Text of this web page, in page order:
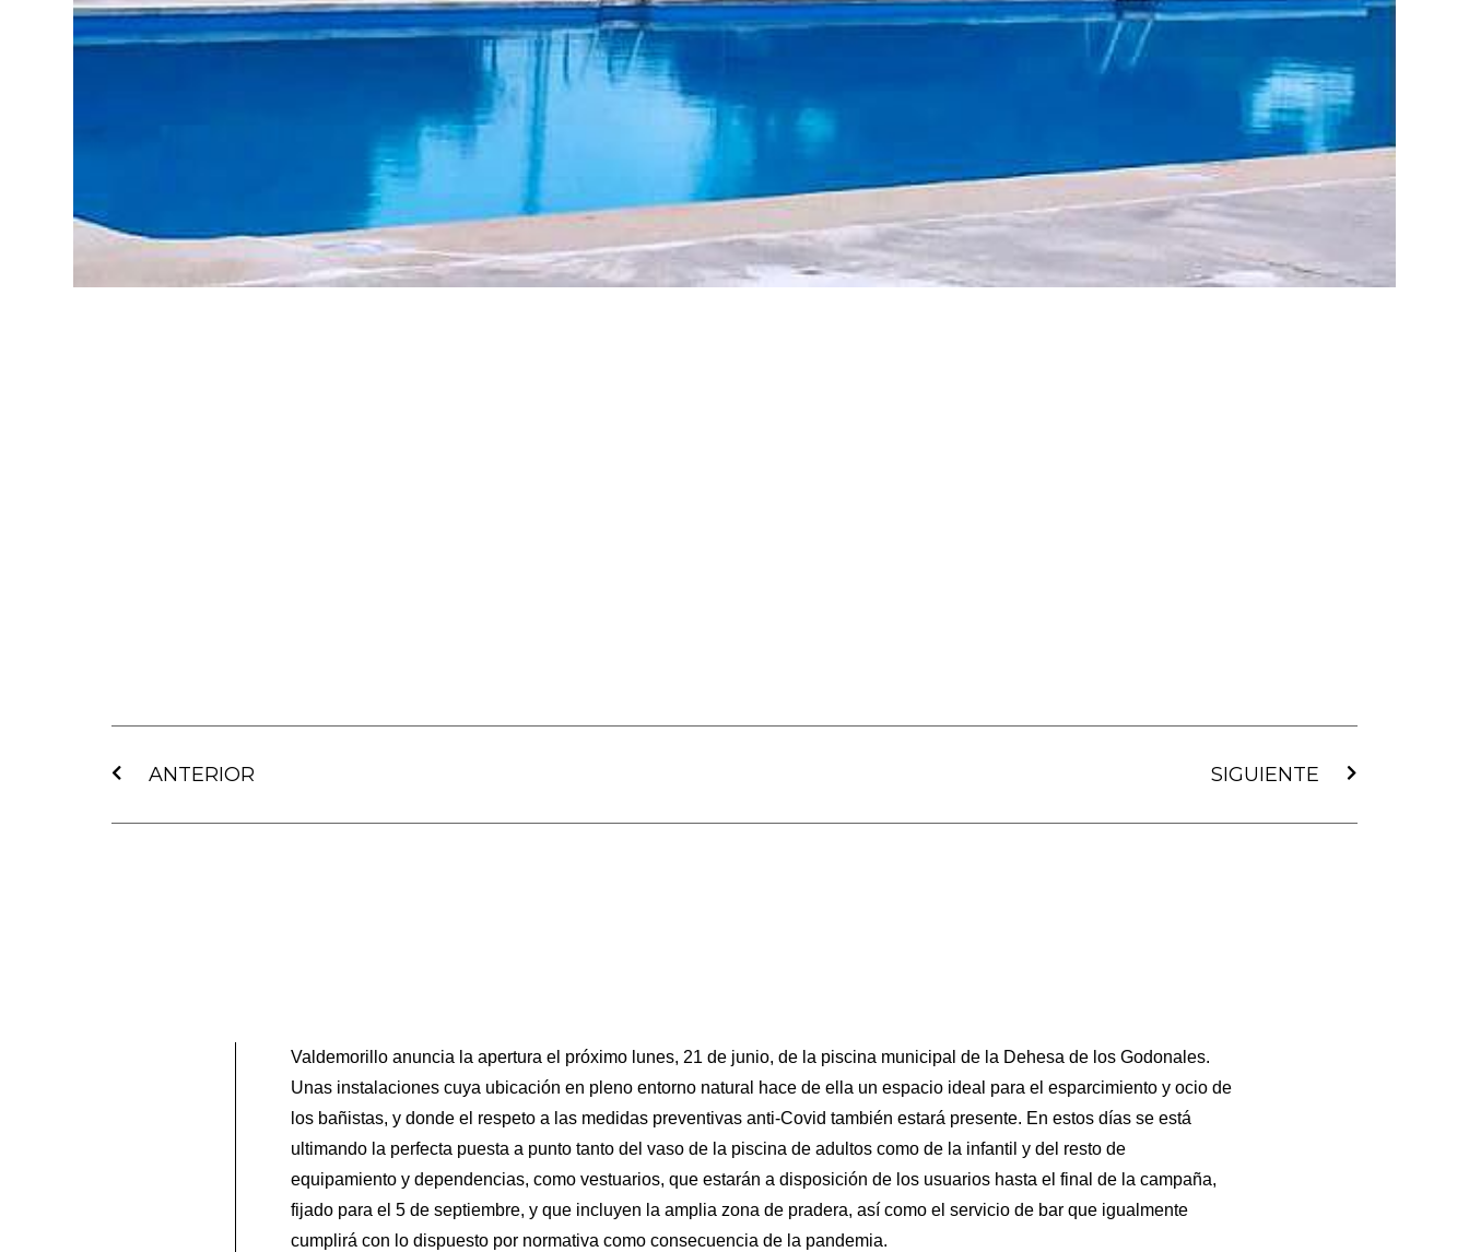
ANTERIOR SIGUIENTE
Valdemorillo anuncia la apertura el próximo lunes, 21 de junio, de la piscina municipal de la Dehesa de los Godonales.
Unas instalaciones cuya ubicación en pleno entorno natural hace de ella un espacio ideal para el esparcimiento y ocio de
los bañistas, y donde el respeto a las medidas preventivas anti-Covid también estará presente. En estos días se está
ultimando la perfecta puesta a punto tanto del vaso de la piscina de adultos como de la infantil y del resto de
equipamiento y dependencias, como vestuarios, que estarán a disposición de los usuarios hasta el final de la campaña,
fijado para el 5 de septiembre, y que incluyen la amplia zona de pradera, así como el servicio de bar que igualmente
cumplirá con lo dispuesto por normativa como consecuencia de la pandemia.